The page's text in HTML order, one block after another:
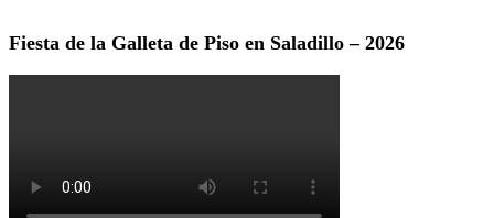
Fiesta de la Galleta de Piso en Saladillo – 2026